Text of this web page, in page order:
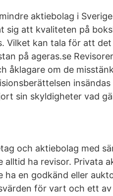
aktiebolag i
sig att kvaliteten på
Vilket kan tala för att
på ageras.se
åklagare om de
sin skyldigheter vad
och aktiebolag med
ha revisor. Privata
en godkänd eller
för vart och ett